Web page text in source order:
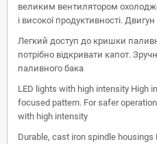
великим вентилятором
і високої продуктивності.
Легкий доступ до кришки
потрібно відкривати капот.
паливного бака
LED lights with high intensity High
focused pattern. For safer
with high intensity
Durable, cast iron spindle